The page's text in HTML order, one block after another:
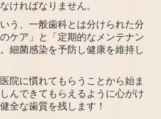
ければなりません。
う、一般歯科とは分けられた分
ケア」と「定期的なメンテナン
細菌感染を予防し健康を維持し
院に慣れてもらうことから始ま
んできてもらえるように心がけ
全な歯質を残します！